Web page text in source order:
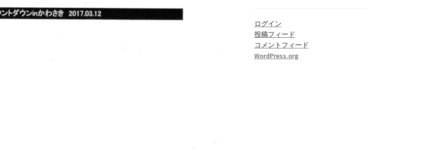
ログイン
投稿フィード
コメントフィード
WordPress.org